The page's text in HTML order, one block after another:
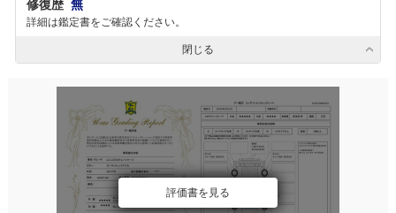
修復歴 無
詳細は鑑定書をご確認ください。
閉じる
評価書を見る